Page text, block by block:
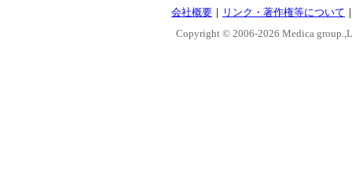
会社概要 ｜ リンク・著作権等について
Copyright © 2006-2026 Medica